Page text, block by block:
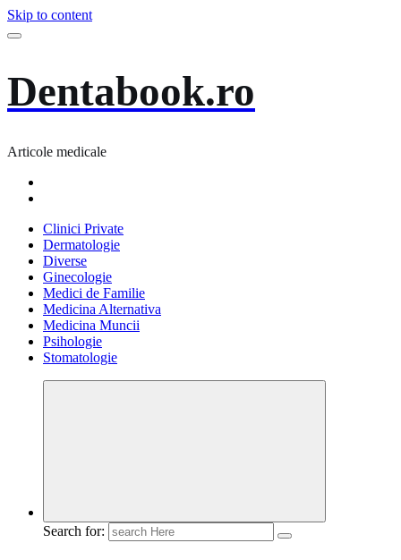
Skip to content
Dentabook.ro
Articole medicale
Clinici Private
Dermatologie
Diverse
Ginecologie
Medici de Familie
Medicina Alternativa
Medicina Muncii
Psihologie
Stomatologie
Search for: